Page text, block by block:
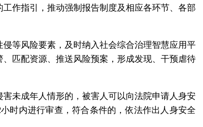
作指引，推动强制报告制度及相应各环节、各部
等风险要素，及时纳入社会综合治理智慧应用平
匹配资源、推送风险预案，形成发现、干预虐待
未成年人情形的，被害人可以向法院申请人身安
时内进行审查，符合条件的，依法作出人身安全